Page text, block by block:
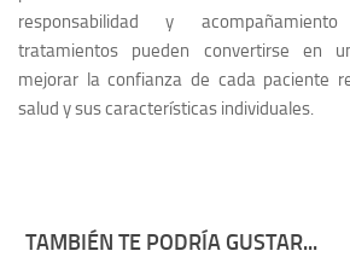
responsabilidad y
tratamientos pueden convertirse en
mejorar la confianza de cada paciente
salud y sus características individuales.
TAMBIÉN TE PODRÍA GUSTAR...